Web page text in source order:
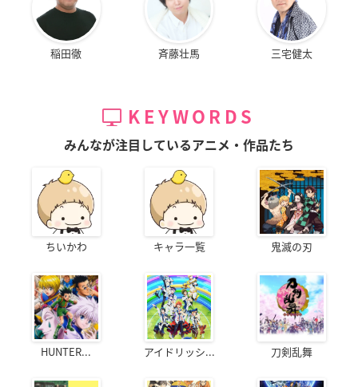
稲田徹 斉藤壮馬 三宅健太
KEYWORDS
みんなが注目しているアニメ・作品たち
ちいかわ キャラ一覧 鬼滅の刃
HUNTER... アイドリッシ... 刀剣乱舞